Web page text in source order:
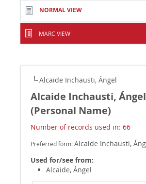
NORMAL VIEW
MARC VIEW
Alcaide Inchausti, Ángel
Alcaide Inchausti, Ángel
(Personal Name)
Number of records used in: 66
Preferred form:Alcaide Inchausti,
Used for/see from:
Alcaide, Ángel